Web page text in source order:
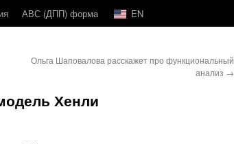
АВС (ДПП) форма EN
Ольга Шаповалова расскажет про функциональный
анализ →
Хенли